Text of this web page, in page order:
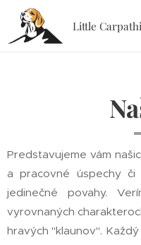
Little
Predstavujeme vám
a pracovné úspechy či
jedinečné povahy.
vyrovnaných
hravých "klaunov".